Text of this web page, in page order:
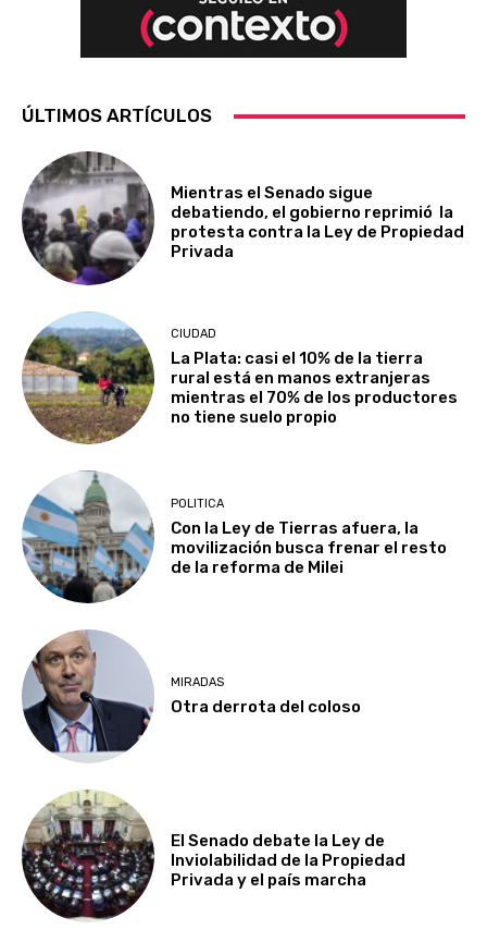
ÚLTIMOS ARTÍCULOS
Mientras el Senado sigue
debatiendo, el gobierno reprimió la
protesta contra la Ley de Propiedad
Privada
CIUDAD
La Plata: casi el 10% de la tierra
rural está en manos extranjeras
mientras el 70% de los productores
no tiene suelo propio
POLITICA
Con la Ley de Tierras afuera, la
movilización busca frenar el resto
de la reforma de Milei
MIRADAS
Otra derrota del coloso
El Senado debate la Ley de
Inviolabilidad de la Propiedad
Privada y el país marcha